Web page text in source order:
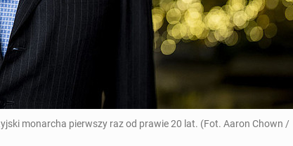
monarcha pierwszy raz od prawie 20 lat. (Fot. Aaron Chown /